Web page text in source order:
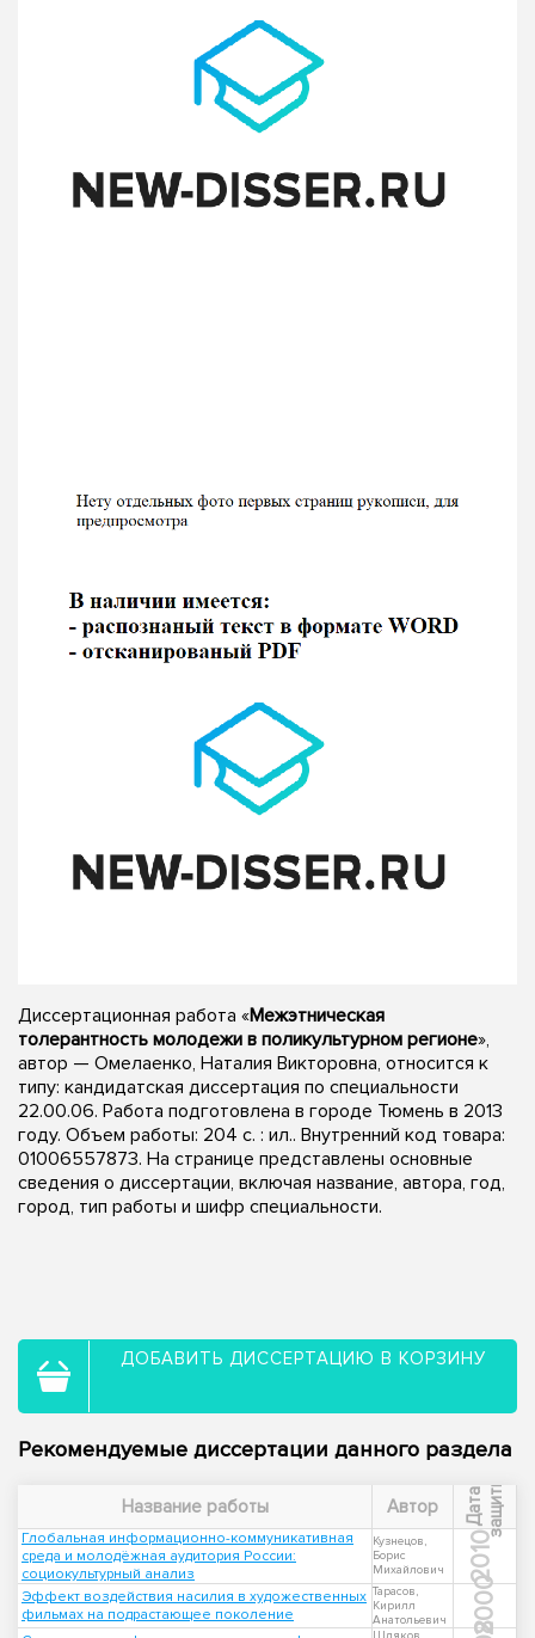
Диссертационная работа «Межэтническая
толерантность молодежи в поликультурном регионе»,
автор — Омелаенко, Наталия Викторовна, относится к
типу: кандидатская диссертация по специальности
22.00.06. Работа подготовлена в городе Тюмень в 2013
году. Объем работы: 204 с. : ил.. Внутренний код товара:
01006557873. На странице представлены основные
сведения о диссертации, включая название, автора, год,
город, тип работы и шифр специальности.
ДОБАВИТЬ ДИССЕРТАЦИЮ В КОРЗИНУ
Рекомендуемые диссертации данного раздела
Название работы Автор Д
а
т
а
з
а
щ
и
т ы
Глобальная информационно-коммуникативная
среда и молодёжная аудитория России:
социокультурный анализ
Кузнецов,
Борис
Михайлович
2010
Эффект воздействия насилия в художественных
фильмах на подрастающее поколение
Тарасов,
Кирилл
Анатольевич
2000